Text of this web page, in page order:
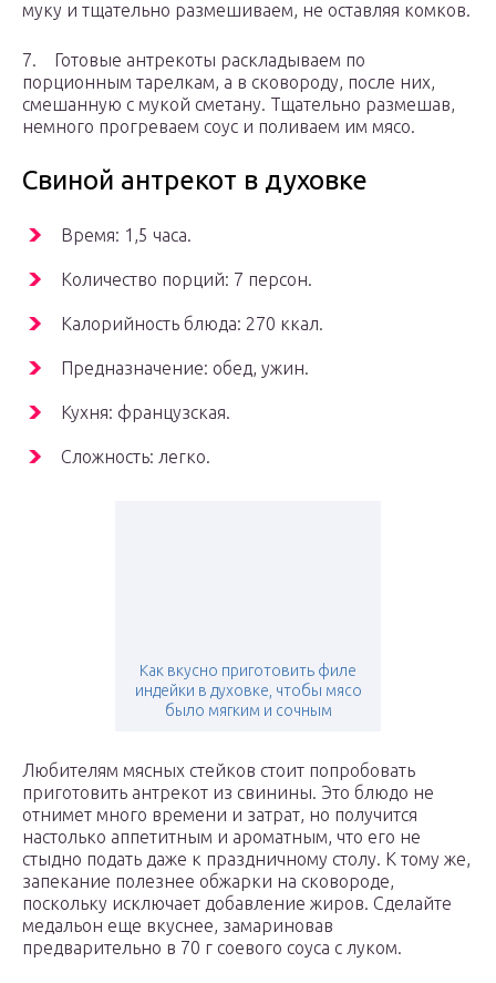
муку и тщательно размешиваем, не оставляя комков.
7. Готовые антрекоты раскладываем по
порционным тарелкам, а в сковороду, после них,
смешанную с мукой сметану. Тщательно размешав,
немного прогреваем соус и поливаем им мясо.
Свиной антрекот в духовке
Время: 1,5 часа.
Количество порций: 7 персон.
Калорийность блюда: 270 ккал.
Предназначение: обед, ужин.
Кухня: французская.
Сложность: легко.
Как вкусно приготовить филе
индейки в духовке, чтобы мясо
было мягким и сочным
Любителям мясных стейков стоит попробовать
приготовить антрекот из свинины. Это блюдо не
отнимет много времени и затрат, но получится
настолько аппетитным и ароматным, что его не
стыдно подать даже к праздничному столу. К тому же,
запекание полезнее обжарки на сковороде,
поскольку исключает добавление жиров. Сделайте
медальон еще вкуснее, замариновав
предварительно в 70 г соевого соуса с луком.